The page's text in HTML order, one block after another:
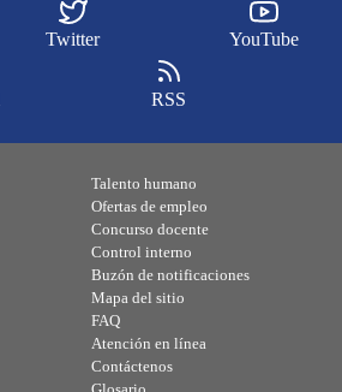
Twitter YouTube
RSS
Talento humano
Ofertas de empleo
Concurso docente
Control interno
Buzón de notificaciones
Mapa del sitio
FAQ
Atención en línea
Contáctenos